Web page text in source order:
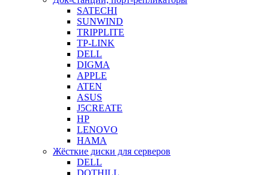
SATECHI
SUNWIND
TRIPPLITE
TP-LINK
DELL
DIGMA
APPLE
ATEN
ASUS
J5CREATE
HP
LENOVO
HAMA
Жёсткие диски для серверов
DELL